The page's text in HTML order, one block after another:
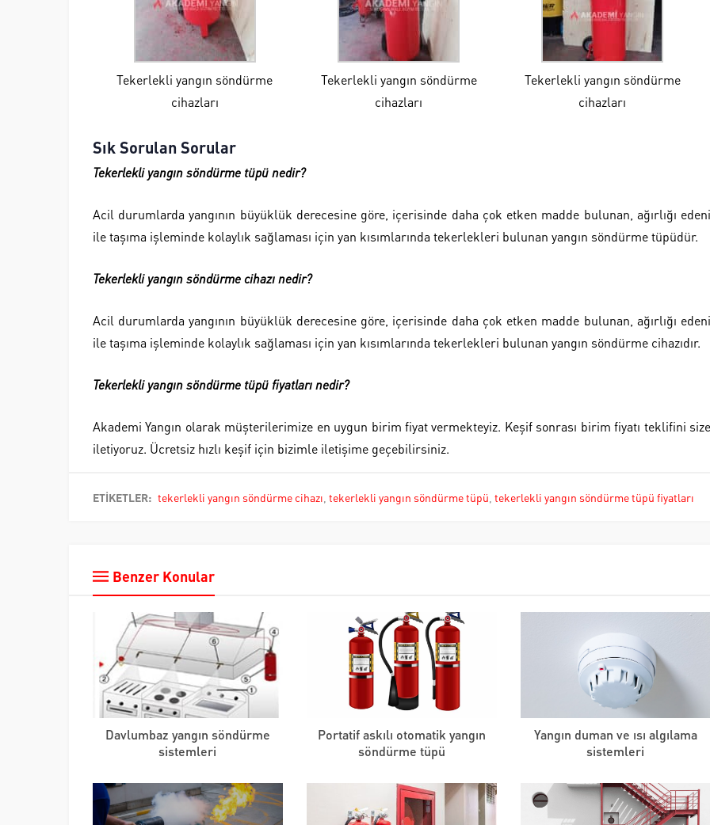
Tekerlekli yangın söndürme
cihazları
Tekerlekli yangın söndürme
cihazları
Tekerlekli yangın söndürme
cihazları
Sık Sorulan Sorular
Tekerlekli yangın söndürme tüpü nedir?
Acil durumlarda yangının büyüklük derecesine göre, içerisinde daha çok etken madde bulunan, ağırlığı edeni
ile taşıma işleminde kolaylık sağlaması için yan kısımlarında tekerlekleri bulunan yangın söndürme tüpüdür.
Tekerlekli yangın söndürme cihazı nedir?
Acil durumlarda yangının büyüklük derecesine göre, içerisinde daha çok etken madde bulunan, ağırlığı edeni
ile taşıma işleminde kolaylık sağlaması için yan kısımlarında tekerlekleri bulunan yangın söndürme cihazıdır.
Tekerlekli yangın söndürme tüpü fiyatları nedir?
Akademi Yangın olarak müşterilerimize en uygun birim fiyat vermekteyiz. Keşif sonrası birim fiyatı teklifini size
iletiyoruz. Ücretsiz hızlı keşif için bizimle iletişime geçebilirsiniz.
ETİKETLER: tekerlekli yangın söndürme cihazı tekerlekli yangın söndürme tüpü tekerlekli yangın söndürme tüpü fiyatları
Benzer Konular
Davlumbaz yangın söndürme
sistemleri
Portatif askılı otomatik yangın
söndürme tüpü
Yangın duman ve ısı algılama
sistemleri